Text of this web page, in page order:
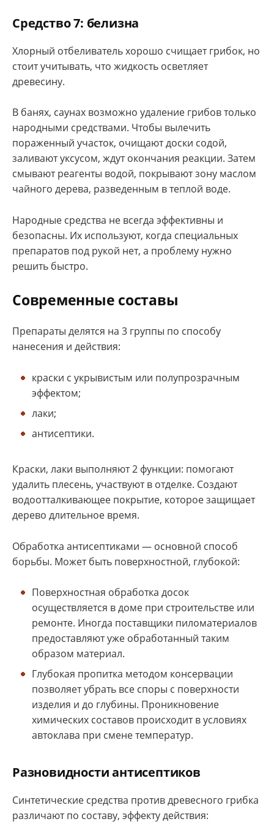
Средство 7: белизна
Хлорный отбеливатель хорошо счищает грибок, но
стоит учитывать, что жидкость осветляет
древесину.
В банях, саунах возможно удаление грибов только
народными средствами. Чтобы вылечить
пораженный участок, очищают доски содой,
заливают уксусом, ждут окончания реакции. Затем
смывают реагенты водой, покрывают зону маслом
чайного дерева, разведенным в теплой воде.
Народные средства не всегда эффективны и
безопасны. Их используют, когда специальных
препаратов под рукой нет, а проблему нужно
решить быстро.
Современные составы
Препараты делятся на 3 группы по способу
нанесения и действия:
краски с укрывистым или полупрозрачным
эффектом;
лаки;
антисептики.
Краски, лаки выполняют 2 функции: помогают
удалить плесень, участвуют в отделке. Создают
водоотталкивающее покрытие, которое защищает
дерево длительное время.
Обработка антисептиками — основной способ
борьбы. Может быть поверхностной, глубокой:
Поверхностная обработка досок
осуществляется в доме при строительстве или
ремонте. Иногда поставщики пиломатериалов
предоставляют уже обработанный таким
образом материал.
Глубокая пропитка методом консервации
позволяет убрать все споры с поверхности
изделия и до глубины. Проникновение
химических составов происходит в условиях
автоклава при смене температур.
Разновидности антисептиков
Синтетические средства против древесного грибка
различают по составу, эффекту действия: